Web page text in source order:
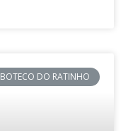
BOTECO DO RATINHO